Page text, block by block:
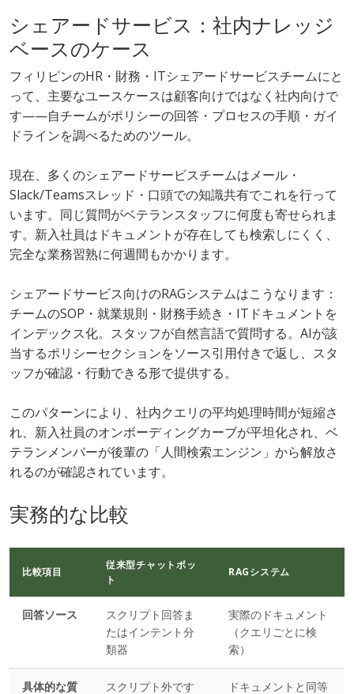
シェアードサービス：社内ナレッジ
ベースのケース
フィリピンのHR・財務・ITシェアードサービスチームにと
って、主要なユースケースは顧客向けではなく社内向けで
す——自チームがポリシーの回答・プロセスの手順・ガイ
ドラインを調べるためのツール。
現在、多くのシェアードサービスチームはメール・
Slack/Teamsスレッド・口頭での知識共有でこれを行って
います。同じ質問がベテランスタッフに何度も寄せられま
す。新入社員はドキュメントが存在しても検索しにくく、
完全な業務習熟に何週間もかかります。
シェアードサービス向けのRAGシステムはこうなります：
チームのSOP・就業規則・財務手続き・ITドキュメントを
インデックス化。スタッフが自然言語で質問する。AIが該
当するポリシーセクションをソース引用付きで返し、スタ
ッフが確認・行動できる形で提供する。
このパターンにより、社内クエリの平均処理時間が短縮さ
れ、新入社員のオンボーディングカーブが平坦化され、ベ
テランメンバーが後輩の「人間検索エンジン」から解放さ
れるのが確認されています。
実務的な比較
比較項目
従来型チャットボッ
ト
RAGシステム
回答ソース
スクリプト回答ま
たはインテント分
類器
実際のドキュメント
（クエリごとに検
索）
具体的な質 スクリプト外です ドキュメントと同等